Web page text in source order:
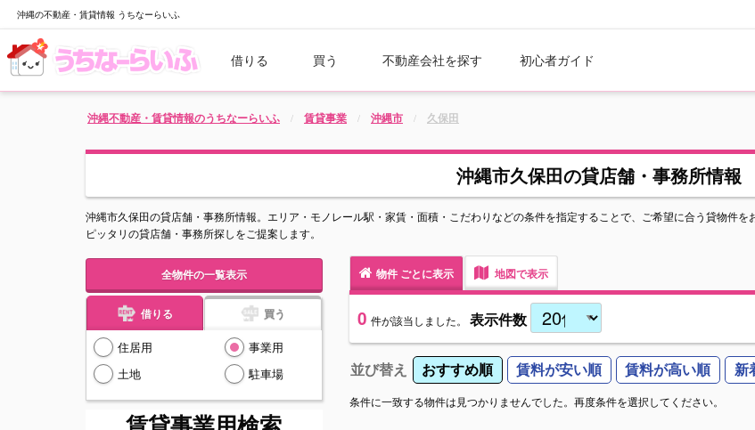
沖縄の不動産・賃貸情報 うちなーらいふ
借りる 買う 不動産会社を探す 初心者ガイド
沖縄不動産・賃貸情報のうちなーらいふ 賃貸事業 沖縄市 久保田
沖縄市久保田の貸店舗・事務所情報
沖縄市久保田の貸店舗・事務所情報。エリア・モノレール駅・家賃・面積・こだわりなどの条件を指定することで、ご希望に合う貸物件
ピッタリの貸店舗・事務所探しをご提案します。
全物件の一覧表示
借りる 買う
住居用
事業用
土地
駐車場
物件ごとに表示 地図で表示
0 件が該当しました。 表示件数
並び替え おすすめ順 賃料が安い順 賃料が高い順 新
条件に一致する物件は見つかりませんでした。再度条件を選択してください。